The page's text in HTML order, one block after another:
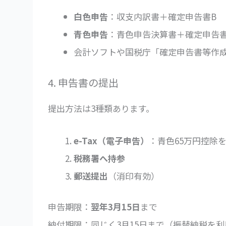
白色申告 ：収支内訳書＋確定申告書B
青色申告 ：青色申告決算書＋確定申告
会計ソフトや国税庁「確定申告書等作
4. 申告書の提出
提出方法は3種類あります。
e-Tax（電子申告）
：青色65万円控除
税務署へ持参
郵送提出 （消印有効）
申告期限： 翌年3月15日 まで